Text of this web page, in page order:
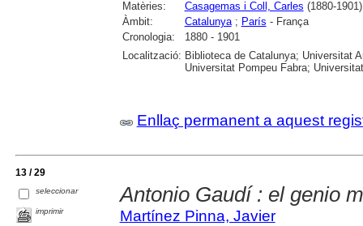
Matèries:
Casagemas i Coll, Carles (1880-
Àmbit:
Catalunya; París - França
Cronologia:
1880 - 1901
Localització: Biblioteca de Catalunya; Universitat
Universitat Pompeu Fabra;
Enllaç permanent a aquest
13 / 29
seleccionar
imprimir
Antonio Gaudí : el genio
Martínez Pinna, Javier